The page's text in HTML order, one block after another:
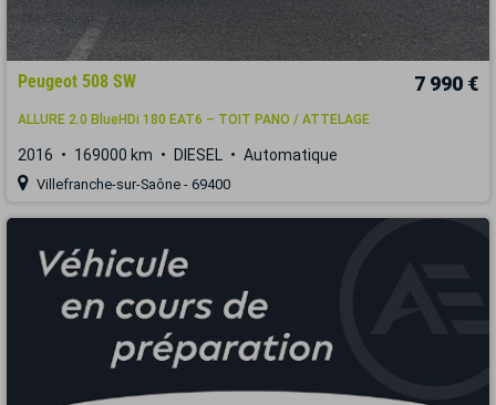
Peugeot 508 SW 7 990 €
ALLURE 2.0 BlueHDi 180 EAT6 – TOIT PANO / ATTELAGE
2016 169000 km DIESEL Automatique
Villefranche-sur-Saône - 69400